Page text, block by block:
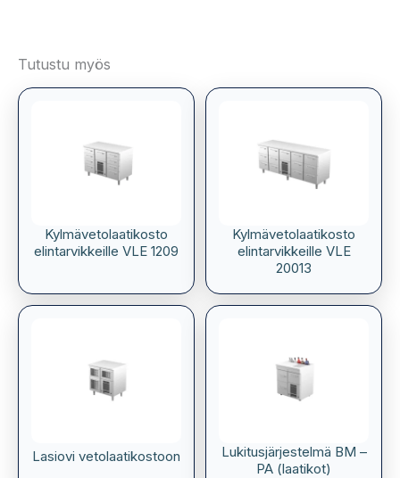
Tutustu myös
Kylmävetolaatikosto
elintarvikkeille VLE 1209
Kylmävetolaatikosto
elintarvikkeille VLE
20013
Lasiovi vetolaatikostoon
Lukitusjärjestelmä BM –
PA (laatikot)